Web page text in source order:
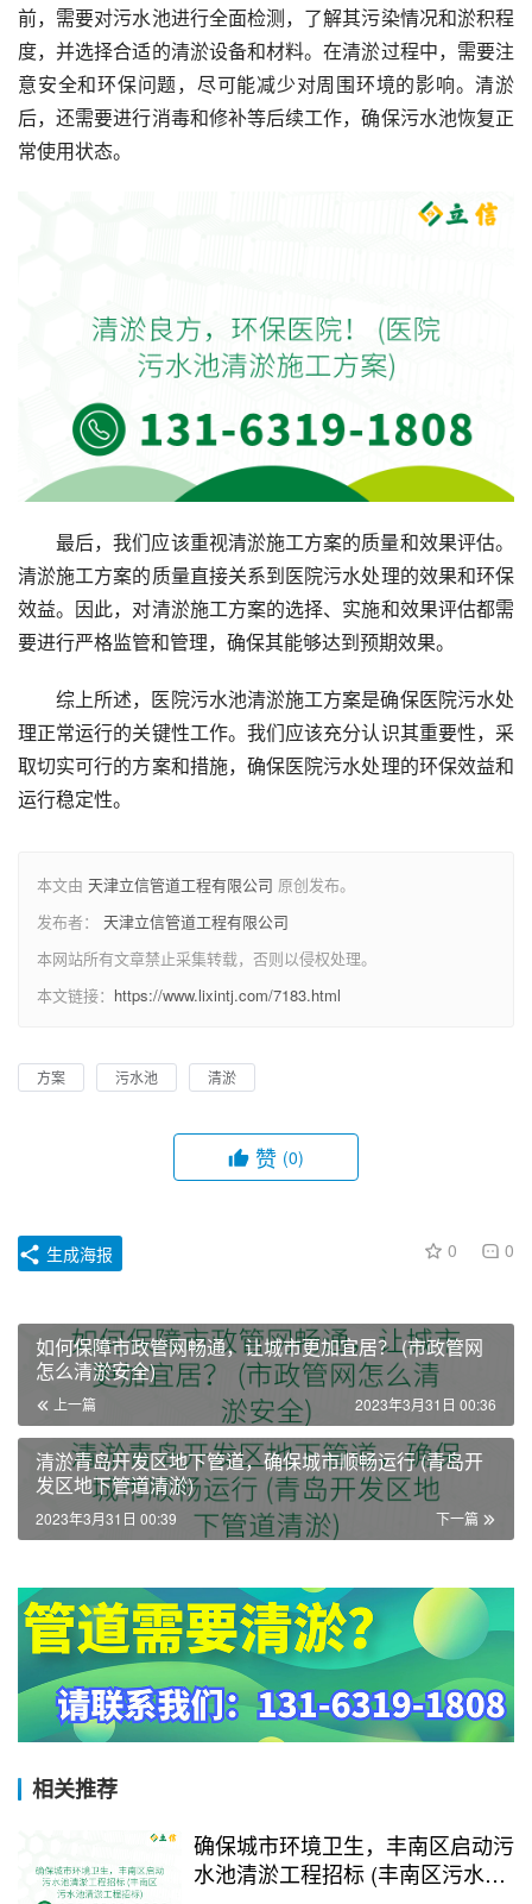
前，需要对污水池进行全面检测，了解其污染情况和淤积程
度，并选择合适的清淤设备和材料。在清淤过程中，需要注
意安全和环保问题，尽可能减少对周围环境的影响。清淤
后，还需要进行消毒和修补等后续工作，确保污水池恢复正
常使用状态。
最后，我们应该重视清淤施工方案的质量和效果评估。
清淤施工方案的质量直接关系到医院污水处理的效果和环保
效益。因此，对清淤施工方案的选择、实施和效果评估都需
要进行严格监管和管理，确保其能够达到预期效果。
综上所述，医院污水池清淤施工方案是确保医院污水处
理正常运行的关键性工作。我们应该充分认识其重要性，采
取切实可行的方案和措施，确保医院污水处理的环保效益和
运行稳定性。
本文由 天津立信管道工程有限公司 原创发布。
发布者： 天津立信管道工程有限公司
本网站所有文章禁止采集转载，否则以侵权处理。
本文链接： https://www.lixintj.com/7183.html
方案 污水池 清淤
赞 (0)
0 0
生成海报
如何保障市政管网畅通，让城市更加宜居？ (市政管网
怎么清淤安全)
上一篇 2023年3月31日 00:36
清淤青岛开发区地下管道，确保城市顺畅运行 (青岛开
发区地下管道清淤)
下一篇
2023年3月31日 00:39
相关推荐
确保城市环境卫生，丰南区启动污
水池清淤工程招标 (丰南区污水池